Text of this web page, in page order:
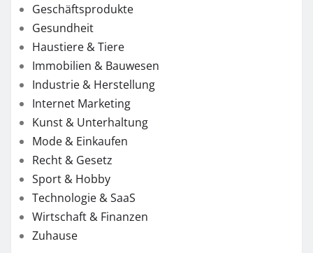
Geschäftsprodukte
Gesundheit
Haustiere & Tiere
Immobilien & Bauwesen
Industrie & Herstellung
Internet Marketing
Kunst & Unterhaltung
Mode & Einkaufen
Recht & Gesetz
Sport & Hobby
Technologie & SaaS
Wirtschaft & Finanzen
Zuhause